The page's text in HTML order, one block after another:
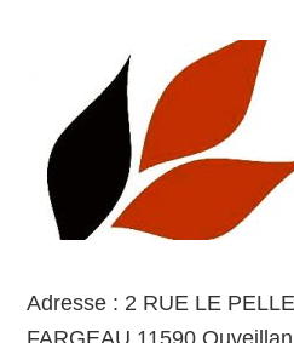
Adresse : 2 RUE LE
FARGEAU 11590